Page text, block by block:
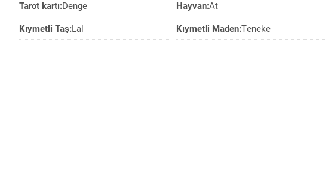
Tarot kartı:Denge Hayvan:At
Kıymetli Taş:Lal Kıymetli Maden:Teneke